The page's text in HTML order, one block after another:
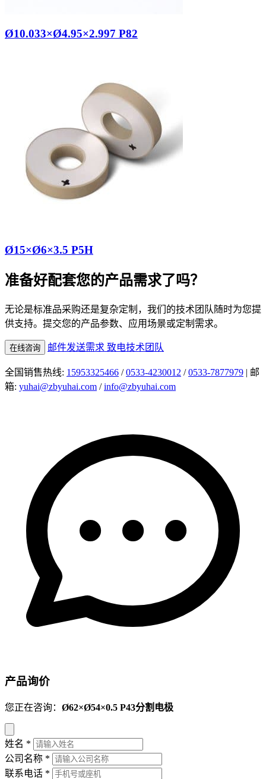
Ø10.033×Ø4.95×2.997 P82
Ø15×Ø6×3.5 P5H
准备好配套您的产品需求了吗？
无论是标准品采购还是复杂定制，我们的技术团队随时为您提
供支持。提交您的产品参数、应用场景或定制需求。
在线咨询 邮件发送需求 致电技术团队
全国销售热线: 15953325466 /0533-4230012 /0533-7877979 | 邮
箱: yuhai@zbyuhai.com /info@zbyuhai.com
产品询价
您正在咨询： Ø62×Ø54×0.5 P43分割电极
姓名 *
公司名称 *
联系电话 *